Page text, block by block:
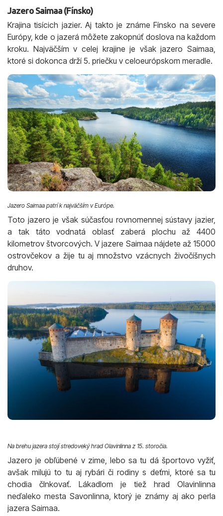
Jazero Saimaa (Fínsko)
Krajina tisícich jazier. Aj takto je známe Fínsko na severe
Európy, kde o jazerá môžete zakopnúť doslova na každom
kroku. Najväčším v celej krajine je však jazero Saimaa,
ktoré si dokonca drží 5. priečku v celoeurópskom meradle.
Jazero Saimaa patrí k najväčším v Európe.
Toto jazero je však súčasťou rovnomennej sústavy jazier,
a tak táto vodnatá oblasť zaberá plochu až 4400
kilometrov štvorcových. V jazere Saimaa nájdete až 15000
ostrovčekov a žije tu aj množstvo vzácnych živočíšnych
druhov.
Na brehu jazera stojí stredoveký hrad Olavinlinna z 15. storočia.
Jazero je obľúbené v zime, lebo sa tu dá športovo vyžiť,
avšak milujú to tu aj rybári či rodiny s deťmi, ktoré sa tu
chodia člnkovať. Lákadlom je tiež hrad Olavinlinna
neďaleko mesta Savonlinna, ktorý je známy aj ako perla
jazera Saimaa.